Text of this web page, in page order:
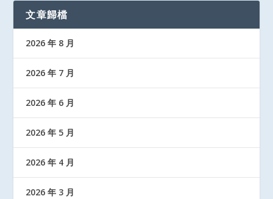
文章歸檔
2026 年 8 月
2026 年 7 月
2026 年 6 月
2026 年 5 月
2026 年 4 月
2026 年 3 月